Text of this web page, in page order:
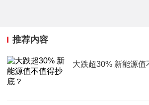
推荐内容
大跌超30% 新能源值